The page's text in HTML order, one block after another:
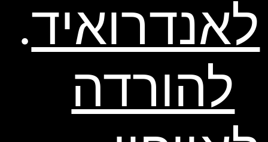
לאנדרואיד.
להורדה